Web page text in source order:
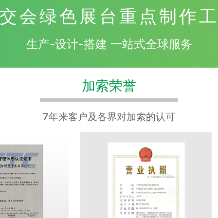
会绿色展台重点制作
生产-设计-搭建 一站式全球服务
加索荣誉
7年来客户及各界对加索的认可